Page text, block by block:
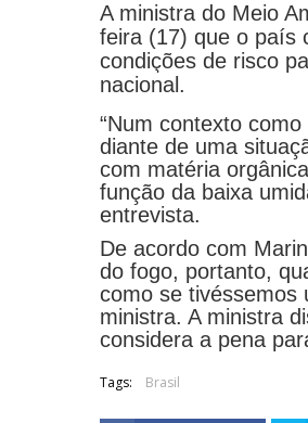
A ministra do Meio
feira (17) que o país
condições de risco
nacional.
“Num contexto
diante de uma
com matéria
função da baixa
entrevista.
De acordo com
do fogo, portanto,
como se tivéssemos
ministra. A ministra
considera a pena
Tags: Brasil